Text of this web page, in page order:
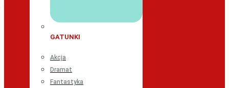
GATUNKI
Akcja
Dramat
Fantastyka